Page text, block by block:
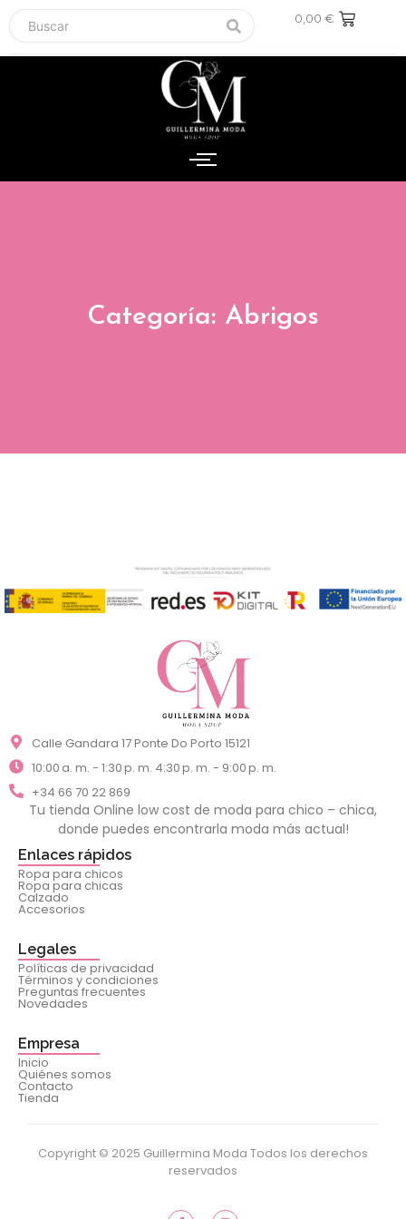
0,00 €
Categoría: Abrigos
Calle Gandara 17 Ponte Do Porto 15121
10:00 a. m. - 1:30 p. m. 4:30 p. m. - 9:00 p. m.
+34 66 70 22 869
Tu tienda Online low cost de moda para chico – chica,
donde puedes encontrarla moda más actual!
Enlaces rápidos
Ropa para chicos
Ropa para chicas
Calzado
Accesorios
Legales
Políticas de privacidad
Términos y condiciones
Preguntas frecuentes
Novedades
Empresa
Inicio
Quiénes somos
Contacto
Tienda
Copyright © 2025 Guillermina Moda Todos los derechos
reservados